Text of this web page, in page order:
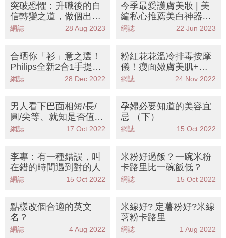
突破恐懼：升職後的自
信轉變之道，做個出色T
eam Head！
網誌 28 Aug 2023
今季最愛護膚美妝 | 美
編私心推薦美白神器、
好用底妝、絕美光影
網誌 22 Jun 2023
合晒你「衫」意之選！
Philips全新2合1手提式
蒸氣掛熨機
網誌 28 Dec 2022
粉紅花花溫冷排毒按摩
儀！瘦面嫩膚美肌+紓
緩肩頸酸痛
網誌 24 Nov 2022
男人看下巴面相短/長/
圓/尖等、就知是否值得
付託終身
網誌 17 Oct 2022
孕婦必要知道的美容宜
忌 （下）
網誌 15 Oct 2022
李專：有一種錯誤，叫
在錯的時間遇到對的人
網誌 15 Oct 2022
米粉好過飯？一碗米粉
卡路里比一碗飯低？
網誌 15 Oct 2022
點樣改個合適的英文
名？
網誌 4 Aug 2022
米線好? 定薯粉好?米線
薯粉卡路里
網誌 1 Aug 2022